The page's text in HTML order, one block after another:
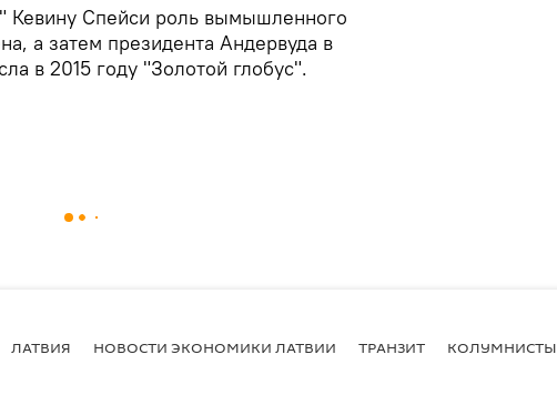
Кевину Спейси роль вымышленного
а затем президента Андервуда в
в 2015 году "Золотой глобус".
ЛАТВИЯ НОВОСТИ ЭКОНОМИКИ ЛАТВИИ ТРАНЗИТ КОЛУМНИСТЫ